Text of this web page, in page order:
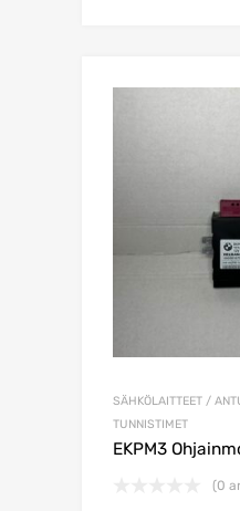
SÄHKÖLAITTEET /
TUNNISTIMET
EKPM3
(0